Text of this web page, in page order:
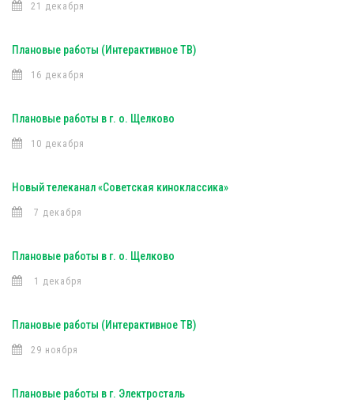
21 декабря
Плановые работы (Интерактивное ТВ)
16 декабря
Плановые работы в г. о. Щелково
10 декабря
Новый телеканал «Советская киноклассика»
7 декабря
Плановые работы в г. о. Щелково
1 декабря
Плановые работы (Интерактивное ТВ)
29 ноября
Плановые работы в г. Электросталь